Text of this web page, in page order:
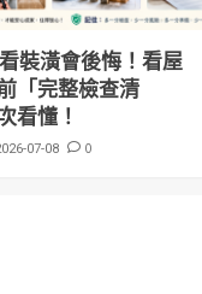
裝潢會後悔！看屋
「完整檢查清
看懂！
07-08 0